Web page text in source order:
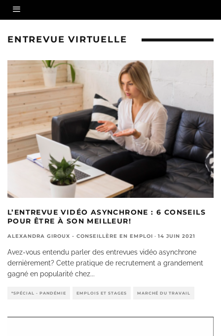
ENTREVUE VIRTUELLE
L’ENTREVUE VIDÉO ASYNCHRONE : 6 CONSEILS
POUR ÊTRE À SON MEILLEUR!
ALEXANDRA GIROUX - CONSEILLÈRE EN EMPLOI · 14 JUIN 2021
Avez-vous entendu parler des entrevues vidéo asynchrone
dernièrement? Cette pratique de recrutement a grandement
gagné en popularité chez...
*SPÉCIAL - PANDÉMIE EMPLOIS ET STAGES MARCHÉ DU TRAVAIL